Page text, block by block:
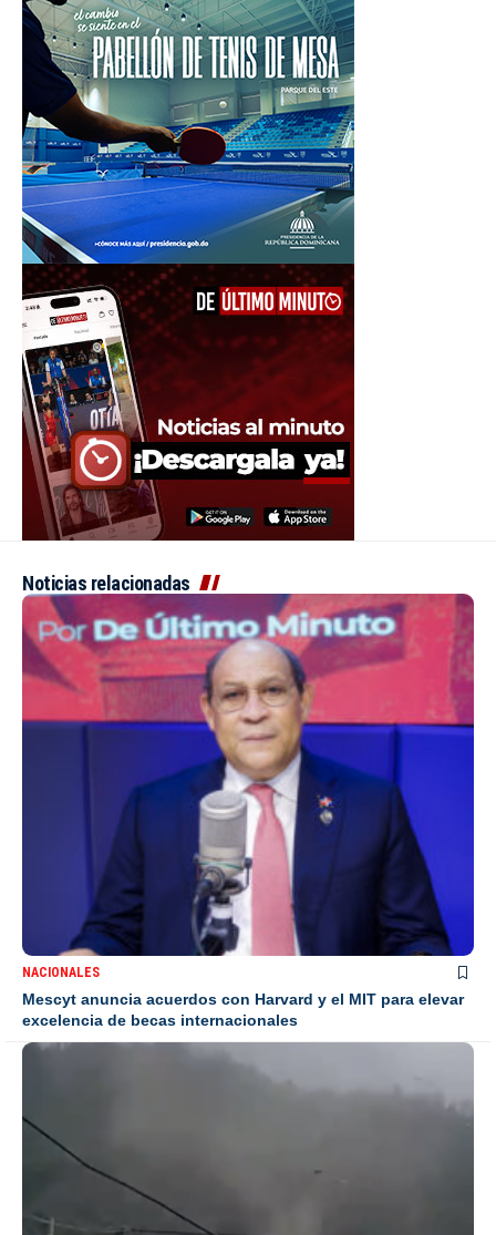
Noticias relacionadas
NACIONALES
Mescyt anuncia acuerdos con Harvard y el MIT para elevar
excelencia de becas internacionales